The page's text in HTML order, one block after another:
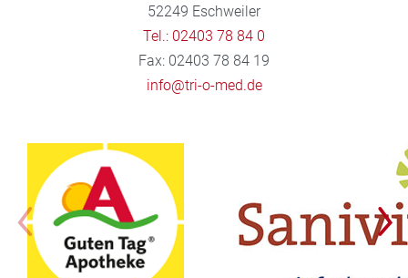
52249 Eschweiler
Tel.: 02403 78 84 0
Fax: 02403 78 84 19
info@tri-o-med.de